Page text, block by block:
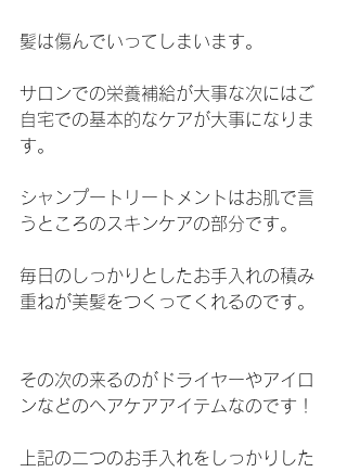
髪は傷んでいってしまいます。
サロンでの栄養補給が大事な次にはご
自宅での基本的なケアが大事になりま
す。
シャンプートリートメントはお肌で言
うところのスキンケアの部分です。
毎日のしっかりとしたお手入れの積み
重ねが美髪をつくってくれるのです。
その次の来るのがドライヤーやアイロ
ンなどのヘアケアアイテムなのです！
上記の二つのお手入れをしっかりした